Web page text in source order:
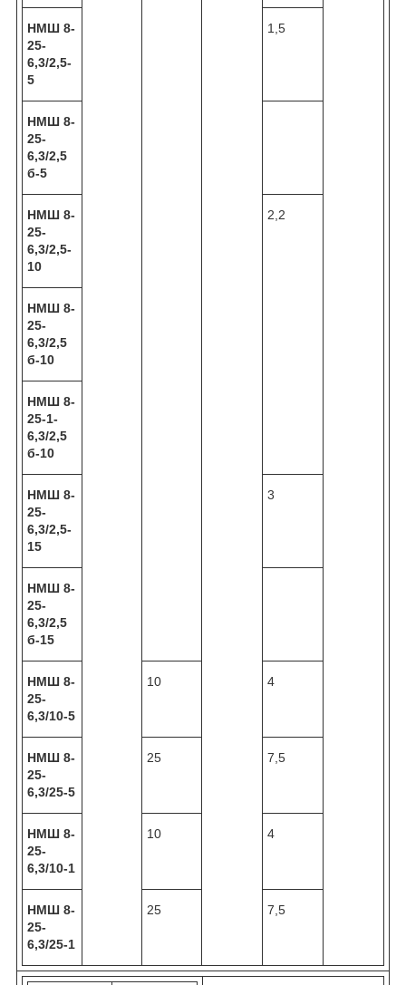
НМШ 8-
25-
6,3/2,5-
5
1,5
НМШ 8-
25-
6,3/2,5
б-5
НМШ 8-
25-
6,3/2,5-
10
2,2
НМШ 8-
25-
6,3/2,5
б-10
НМШ 8-
25-1-
6,3/2,5
б-10
НМШ 8-
25-
6,3/2,5-
15
3
НМШ 8-
25-
6,3/2,5
б-15
НМШ 8-
25-
6,3/10-5
10 4
НМШ 8-
25-
6,3/25-5
25 7,5
НМШ 8-
25-
6,3/10-1
10 4
НМШ 8-
25-
6,3/25-1
25 7,5